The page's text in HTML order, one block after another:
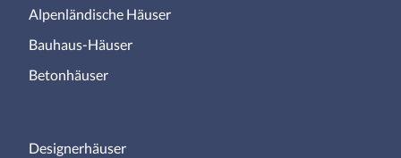
Alpenländische Häuser
Bauhaus-Häuser
Betonhäuser
Designerhäuser